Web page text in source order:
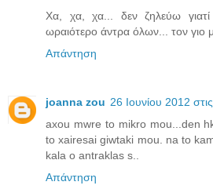
Χα, χα, χα... δεν ζηλεύω
ωραιότερο άντρα όλων... τον γιο
Απάντηση
joanna zou 26 Ιουνίου 2012
axou mwre to mikro mou...den
to xairesai giwtaki mou. na to
kala o antraklas s..
Απάντηση